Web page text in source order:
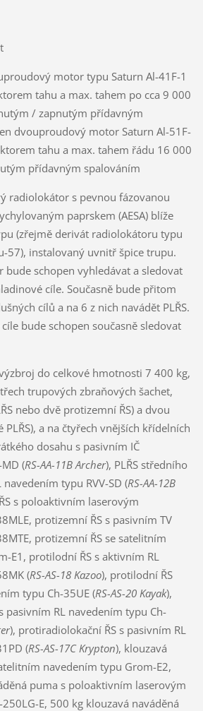
motor typu Saturn Al-41F-1
tahu a max. tahem po cca 9 000
/ zapnutým přídavným
dvouproudový motor Saturn Al-51F-
tahu a max. tahem řádu 16 000
přídavným spalováním
s pevnou fázovanou
paprskem (AESA) blíže
(zřejmě derivát radiolokátoru typu
57), instalovaný uvnitř špice trupu.
schopen vyhledávat a sledovat
cíle. Současně bude přitom
cílů a na 6 z nich navádět PLŘS.
bude schopen současně sledovat
do celkové hmotnosti 7 400 kg,
trupových zbraňových šachet,
nebo dvě protizemní ŘS) a dvou
a na čtyřech vnějších křídelních
dosahu s pasivním IČ
(RS-AA-11B Archer), PLŘS středního
typu RVV-SD (RS-AA-12B
s poloaktivním laserovým
protizemní ŘS s pasivním TV
protizemní ŘS se satelitním
E1, protilodní ŘS s aktivním RL
(RS-AS-18 Kazoo), protilodní ŘS
typu Ch-35UE (RS-AS-20 Kayak),
pasivním RL navedením typu Ch-
), protiradiolokační ŘS s pasivním RL
(RS-AS-17C Krypton), klouzavá
navedením typu Grom-E2,
puma s poloaktivním laserovým
E, 500 kg klouzavá naváděná